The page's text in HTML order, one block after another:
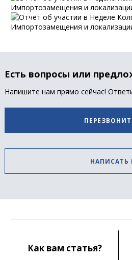
Есть вопросы или
Напишите нам прямо сейчас!
НАПИСАТЬ
Как вам статья?